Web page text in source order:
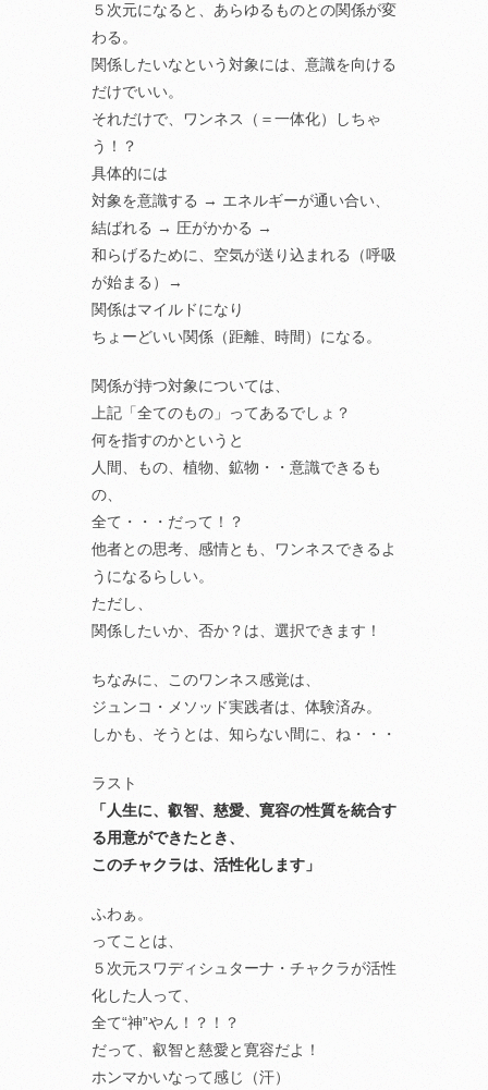
５次元になると、あらゆるものとの関係が変
わる。
関係したいなという対象には、意識を向ける
だけでいい。
それだけで、ワンネス（＝一体化）しちゃ
う！？
具体的には
対象を意識する → エネルギーが通い合い、
結ばれる → 圧がかかる →
和らげるために、空気が送り込まれる（呼吸
が始まる）→
関係はマイルドになり
ちょーどいい関係（距離、時間）になる。
関係が持つ対象については、
上記「全てのもの」ってあるでしょ？
何を指すのかというと
人間、もの、植物、鉱物・・意識できるも
の、
全て・・・だって！？
他者との思考、感情とも、ワンネスできるよ
うになるらしい。
ただし、
関係したいか、否か？は、選択できます！
ちなみに、このワンネス感覚は、
ジュンコ・メソッド実践者は、体験済み。
しかも、そうとは、知らない間に、ね・・・
ラスト
「人生に、叡智、慈愛、寛容の性質を統合す
る用意ができたとき、
このチャクラは、活性化します」
ふわぁ。
ってことは、
５次元スワディシュターナ・チャクラが活性
化した人って、
全て“神”やん！？！？
だって、叡智と慈愛と寛容だよ！
ホンマかいなって感じ（汗）